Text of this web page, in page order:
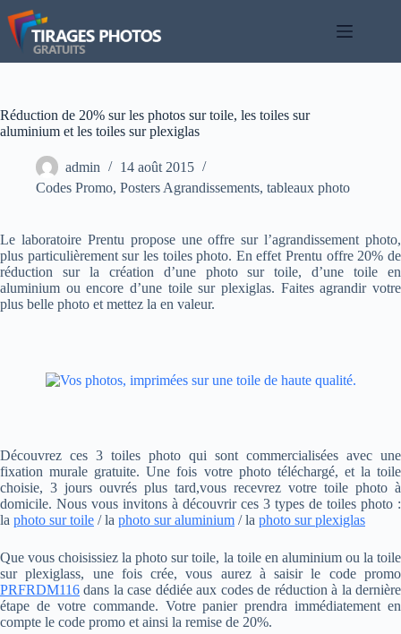
Passer
au
contenu
Réduction de 20% sur les photos sur toile, les toiles sur
aluminium et les toiles sur plexiglas
admin
14 août 2015
Codes Promo, Posters Agrandissements, tableaux photo
Le laboratoire Prentu propose une offre sur l’agrandissement photo,
plus particulièrement sur les toiles photo. En effet Prentu offre 20% de
réduction sur la création d’une photo sur toile, d’une toile en
aluminium ou encore d’une toile sur plexiglas. Faites agrandir votre
plus belle photo et mettez la en valeur.
Découvrez ces 3 toiles photo qui sont commercialisées avec une
fixation murale gratuite. Une fois votre photo téléchargé, et la toile
choisie, 3 jours ouvrés plus tard,vous recevrez votre toile photo à
domicile. Nous vous invitons à découvrir ces 3 types de toiles photo :
la photo sur toile / la photo sur aluminium / la photo sur plexiglas
Que vous choisissiez la photo sur toile, la toile en aluminium ou la toile
sur plexiglass, une fois crée, vous aurez à saisir le code promo
PRFRDM116 dans la case dédiée aux codes de réduction à la dernière
étape de votre commande. Votre panier prendra immédiatement en
compte le code promo et ainsi la remise de 20%.